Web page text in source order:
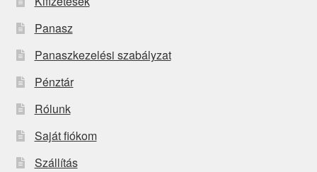
Panasz
Panaszkezelési szabályzat
Pénztár
Rólunk
Saját fiókom
Szállítás